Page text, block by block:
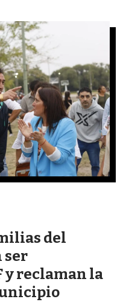
del
ser
y reclaman la